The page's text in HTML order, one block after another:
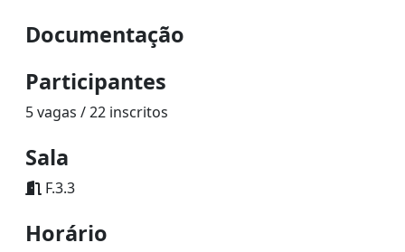
Documentação
Participantes
5 vagas / 22 inscritos
Sala
F.3.3
Horário